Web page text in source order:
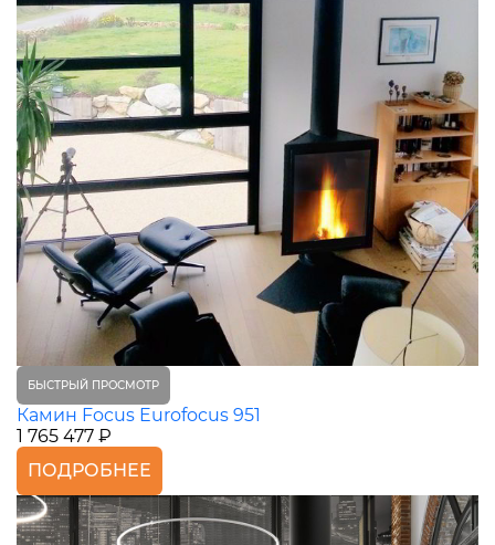
БЫСТРЫЙ ПРОСМОТР
Камин Focus Eurofocus 951
1 765 477 ₽
ПОДРОБНЕЕ